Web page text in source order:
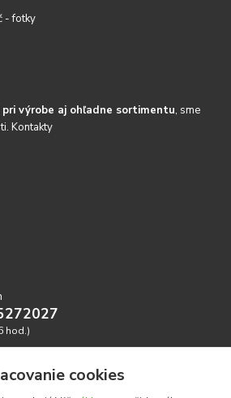
- fotky
pri výrobe aj ohľadne sortimentu, sme
Kontakty
hod.)
cookies